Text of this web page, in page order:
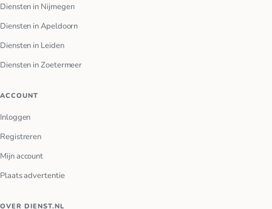
Diensten in Nijmegen
Diensten in Apeldoorn
Diensten in Leiden
Diensten in Zoetermeer
ACCOUNT
Inloggen
Registreren
Mijn account
Plaats advertentie
OVER DIENST.NL